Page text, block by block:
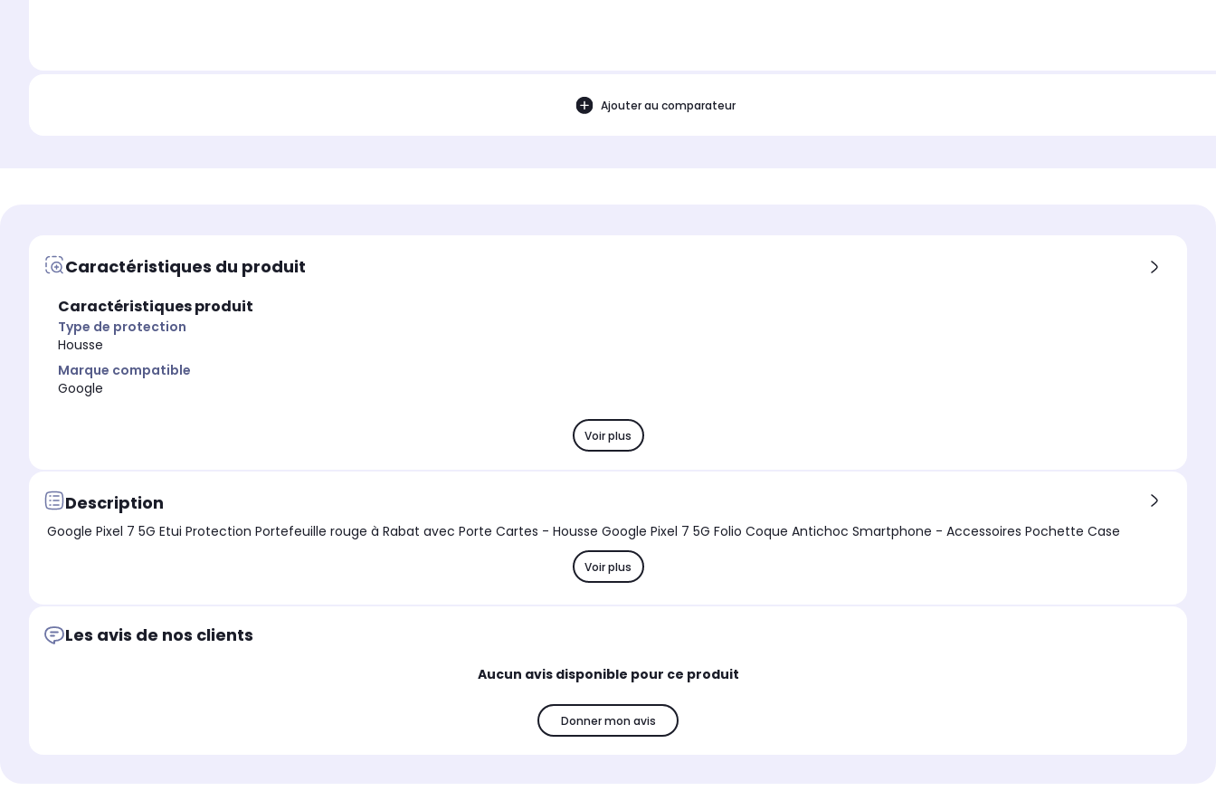
Ajouter au comparateur
Caractéristiques du produit
Caractéristiques produit
Type de protection
Housse
Marque compatible
Google
Voir plus
Description
Google Pixel 7 5G Etui Protection Portefeuille rouge à Rabat avec Porte Cartes - Housse Google Pixel 7 5G Folio Coque Antichoc Smartphone - Accessoires Pochette Case
Voir plus
Les avis de nos clients
Aucun avis disponible pour ce produit
Donner mon avis